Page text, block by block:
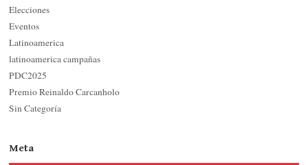
Elecciones
Eventos
Latinoamerica
latinoamerica campañas
PDC2025
Premio Reinaldo Carcanholo
Sin Categoría
Meta